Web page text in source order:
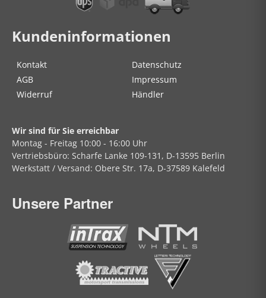
Kundeninformationen
Kontakt
Datenschutz
AGB
Impressum
Widerruf
Händler
Wir sind für Sie erreichbar
Montag - Freitag 10:00 - 16:00 Uhr
Vertriebsbüro: Scharfe Lanke 109-131, D-13595 Berlin
Werkstatt / Versand: Obere Str. 17a, D-37589 Kalefeld
Unsere Partner